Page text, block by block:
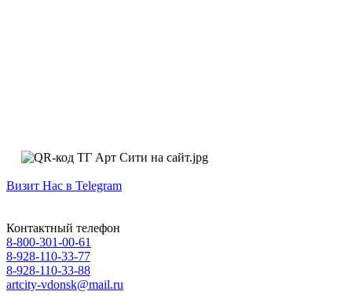
Визит Нас в Telegram
Контактный телефон
8-800-301-00-61
8-928-110-33-77
8-928-110-33-88
artcity-vdonsk@mail.ru